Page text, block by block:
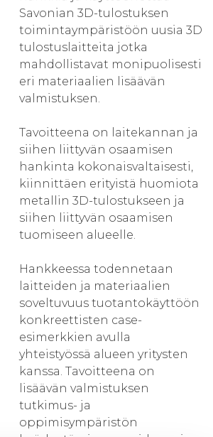
Savonian 3D-tulostuksen
toimintaympäristöön uusia 3D
tulostuslaitteita jotka
mahdollistavat monipuolisesti
eri materiaalien lisäävän
valmistuksen.
Tavoitteena on laitekannan ja
siihen liittyvän osaamisen
hankinta kokonaisvaltaisesti,
kiinnittäen erityistä huomiota
metallin 3D-tulostukseen ja
siihen liittyvän osaamisen
tuomiseen alueelle.
Hankkeessa todennetaan
laitteiden ja materiaalien
soveltuvuus tuotantokäyttöön
konkreettisten case-
esimerkkien avulla
yhteistyössä alueen yritysten
kanssa. Tavoitteena on
lisäävän valmistuksen
tutkimus- ja
oppimisympäristön